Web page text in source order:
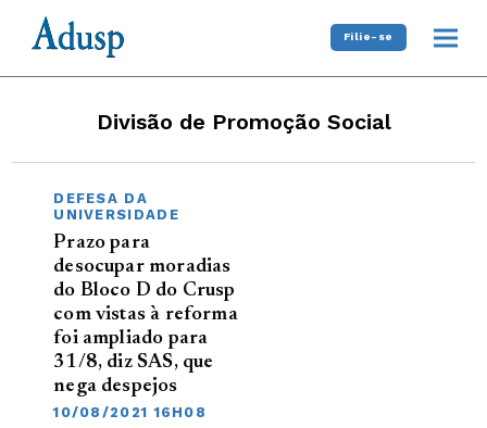
Filie-se
Divisão de Promoção Social
DEFESA DA
UNIVERSIDADE
Prazo para
desocupar moradias
do Bloco D do Crusp
com vistas à reforma
foi ampliado para
31/8, diz SAS, que
nega despejos
10/08/2021 16H08